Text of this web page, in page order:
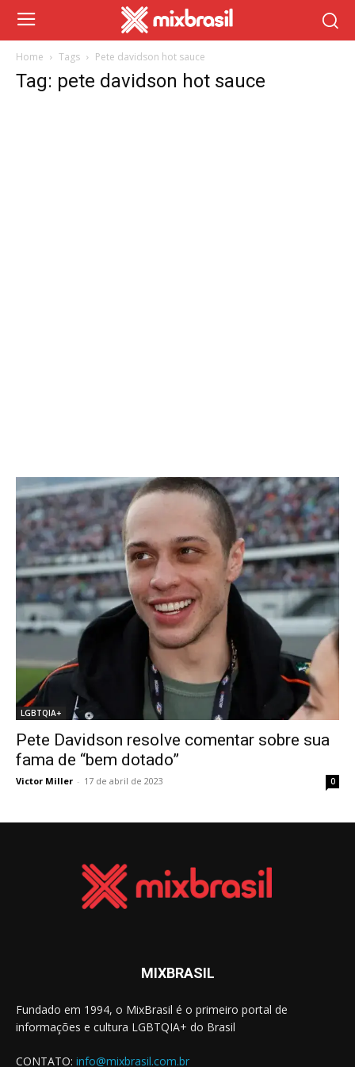
Home Tags Pete davidson hot sauce
Tag: pete davidson hot sauce
LGBTQIA+
Pete Davidson resolve comentar sobre sua
fama de “bem dotado”
Victor Miller - 17 de abril de 2023 0
MIXBRASIL
Fundado em 1994, o MixBrasil é o primeiro portal de
informações e cultura LGBTQIA+ do Brasil
CONTATO: info@mixbrasil.com.br